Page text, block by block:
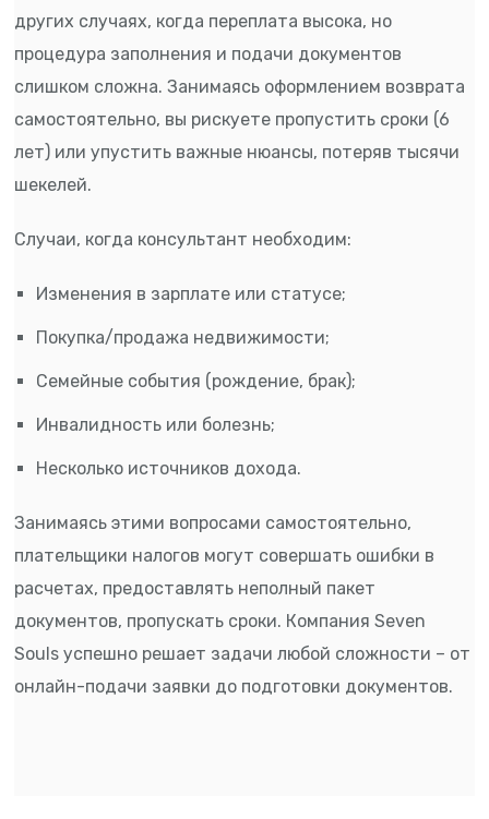
других случаях, когда переплата высока, но
процедура заполнения и подачи документов
слишком сложна. Занимаясь оформлением возврата
самостоятельно, вы рискуете пропустить сроки (6
лет) или упустить важные нюансы, потеряв тысячи
шекелей.
Случаи, когда консультант необходим:
Изменения в зарплате или статусе;
Покупка/продажа недвижимости;
Семейные события (рождение, брак);
Инвалидность или болезнь;
Несколько источников дохода.
Занимаясь этими вопросами самостоятельно,
плательщики налогов могут совершать ошибки в
расчетах, предоставлять неполный пакет
документов, пропускать сроки. Компания Seven
Souls успешно решает задачи любой сложности – от
онлайн-подачи заявки до подготовки документов.